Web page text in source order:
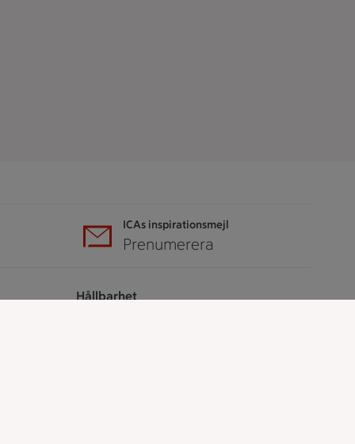
ICAs inspirationsmejl
Prenumerera
Hållbarhet